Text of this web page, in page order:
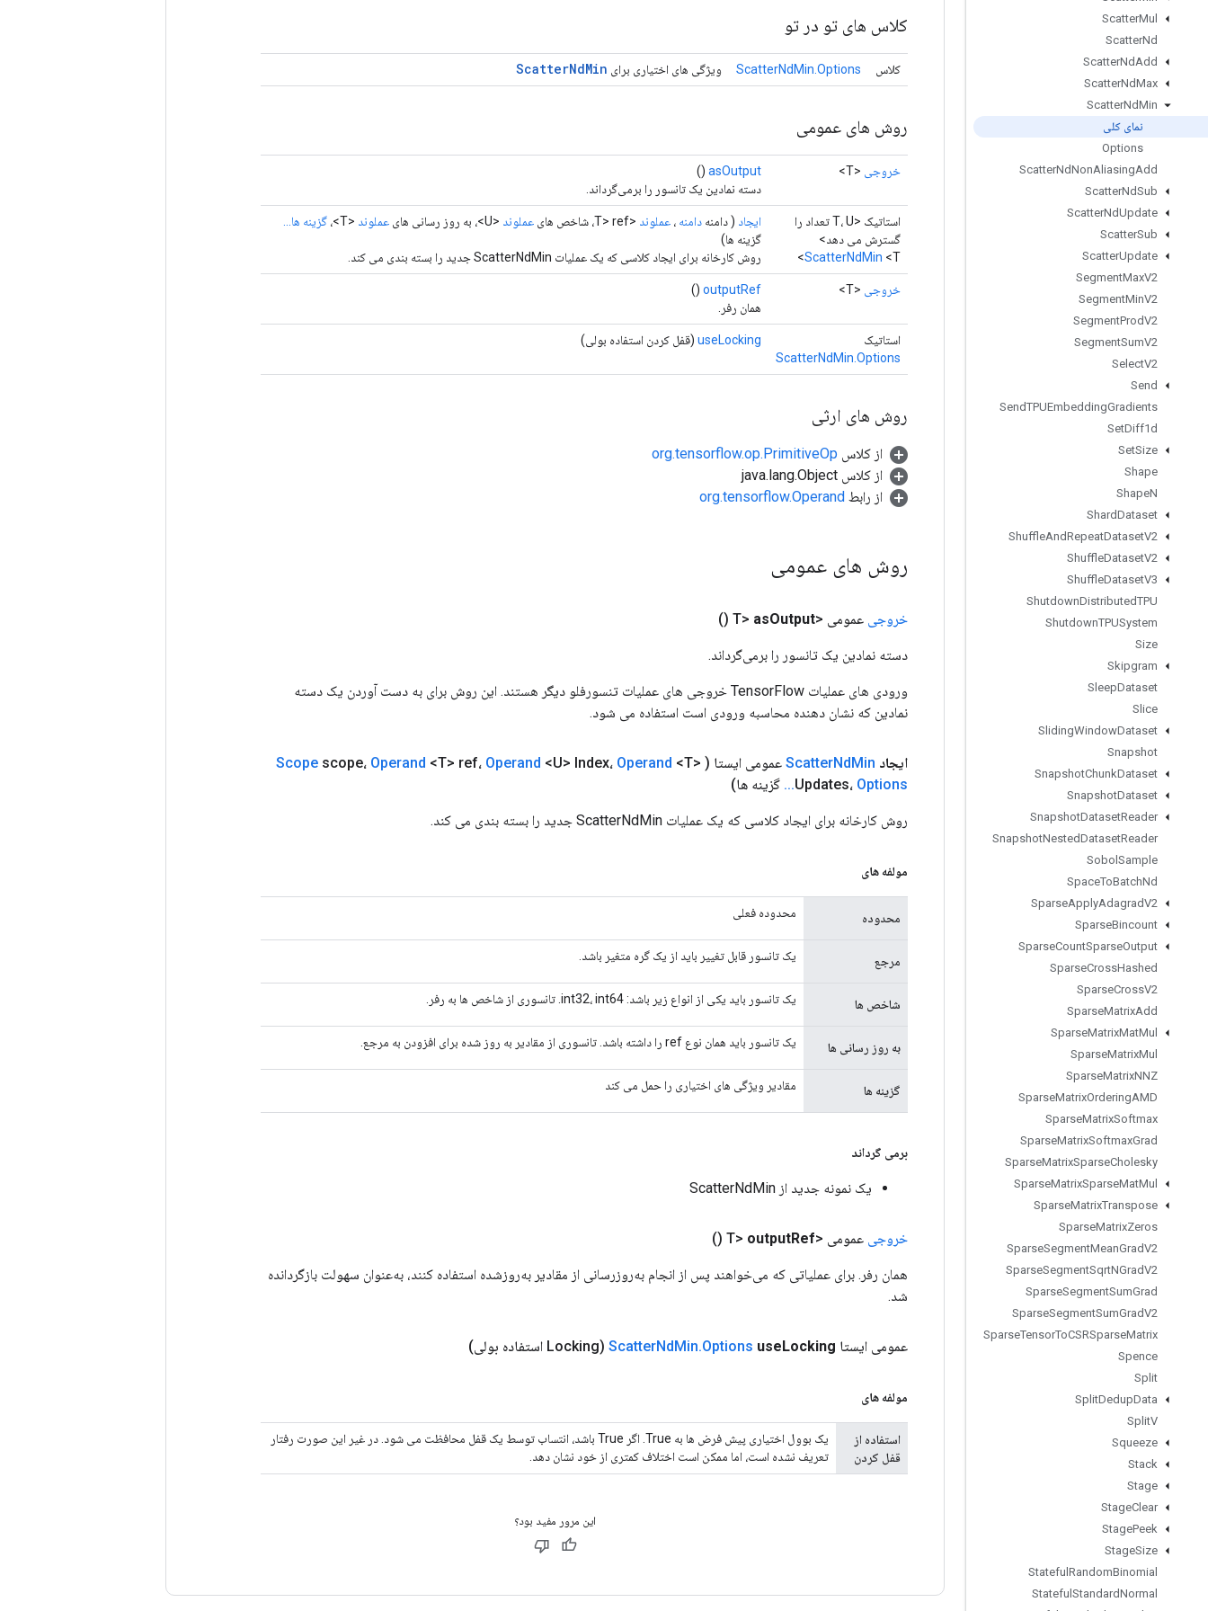
ScatterMul
ScatterNd
ScatterNdAdd
ScatterNdMax
ScatterNdMin
نمای کلی
Options
ScatterNdNonAliasingAdd
ScatterNdSub
ScatterNdUpdate
ScatterSub
ScatterUpdate
SegmentMaxV2
SegmentMinV2
SegmentProdV2
SegmentSumV2
SelectV2
Send
SendTPUEmbeddingGradients
SetDiff1d
SetSize
Shape
ShapeN
ShardDataset
ShuffleAndRepeatDatasetV2
ShuffleDatasetV2
ShuffleDatasetV3
ShutdownDistributedTPU
ShutdownTPUSystem
Size
Skipgram
SleepDataset
Slice
SlidingWindowDataset
Snapshot
SnapshotChunkDataset
SnapshotDataset
SnapshotDatasetReader
SnapshotNestedDatasetReader
Sobol Sample
SpaceToBatchNd
SparseApplyAdagradV2
SparseBincount
SparseCountSparseOutput
SparseCrossHashed
SparseCrossV2
SparseMatrixAdd
SparseMatrixMatMul
SparseMatrixMul
SparseMatrixNNZ
SparseMatrixOrderingAMD
SparseMatrixSoftmax
SparseMatrixSoftmaxGrad
SparseMatrixSparseCholesky
SparseMatrixSparseMatMul
SparseMatrixTranspose
SparseMatrixZeros
SparseSegmentMeanGradV2
SparseSegmentSqrtNGradV2
SparseSegmentSumGrad
SparseSegmentSumGradV2
SparseTensorToCSRSparseMatrix
Spence
Split
SplitDedupData
SplitV
Squeeze
Stack
Stage
StageClear
StagePeek
StageSize
Stateful RandomBinomial
Stateful StandardNormal
کلاس های تو در تو
کلاس ScatterNdMin.Options ویژگی های اختیاری برای ScatterNdMin
روش های عمومی
خروجی <T>
asOutput
()
دسته نمادین یک تانسور را برمی‌گرداند.
استاتیک <T، U تعداد را
گسترش می دهد>
ScatterNdMin <T>
ایجاد ( دامنه دامنه ، عملوند <T> ref، شاخص های عملوند <U>، به روز رسانی های عملوند <T>،
گزینه ها...
گزینه ها)
روش کارخانه برای ایجاد کلاسی که یک عملیات ScatterNdMin جدید را بسته بندی می کند.
خروجی <T>
outputRef
()
همان رفر.
استاتیک
ScatterNdMin.Options
useLocking (قفل کردن استفاده بولی)
روش های ارثی
از کلاس org.tensorflow.op.PrimitiveOp
از کلاس java.lang.Object
از رابط org.tensorflow.Operand
روش های عمومی
خروجی عمومی <T> asOutput
()
دسته نمادین یک تانسور را برمی‌گرداند.
ورودی های عملیات TensorFlow خروجی های عملیات تنسورفلو دیگر هستند. این روش برای به دست آوردن یک دسته
نمادین که نشان دهنده محاسبه ورودی است استفاده می شود.
ایجاد ScatterNdMin عمومی ایستا (
Scope scope، Operand <T> ref، Operand <U> Index، Operand <T>
Updates، Options
.
.
. گزینه ها)
روش کارخانه برای ایجاد کلاسی که یک عملیات ScatterNdMin جدید را بسته بندی می کند.
مولفه های
محدوده محدوده فعلی
مرجع یک تانسور قابل تغییر باید از یک گره متغیر باشد.
شاخص ها یک تانسور باید یکی از انواع زیر باشد: int32، int64. تانسوری از شاخص ها به رفر.
به روز رسانی ها یک تانسور باید همان نوع ref را داشته باشد. تانسوری از مقادیر به روز شده برای افزودن به مرجع.
گزینه ها مقادیر ویژگی های اختیاری را حمل می کند
برمی گرداند
یک نمونه جدید از ScatterNdMin
خروجی عمومی <T> outputRef
()
همان رفر. برای عملیاتی که می‌خواهند پس از انجام به‌روزرسانی از مقادیر به‌روزشده استفاده کنند، به‌عنوان سهولت بازگردانده
شد.
عمومی ایستا ScatterNdMin.Options useLocking (Locking استفاده بولی)
مولفه های
استفاده از
قفل کردن
یک بوول اختیاری پیش فرض ها به True. اگر True باشد، انتساب توسط یک قفل محافظت می شود. در غیر این صورت رفتار
تعریف نشده است، اما ممکن است اختلاف کمتری از خود نشان دهد.
این مرور مفید بود؟